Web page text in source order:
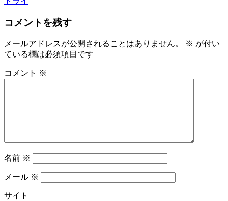
コメントを残す
メールアドレスが公開されることはありません。 ※ が付い
ている欄は必須項目です
コメント ※
名前 ※
メール ※
サイト